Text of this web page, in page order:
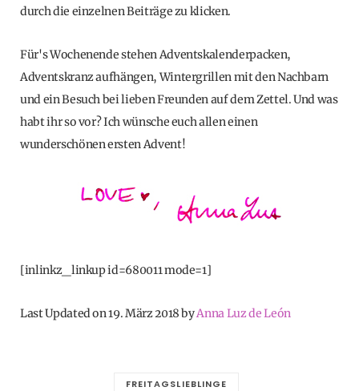
durch die einzelnen Beiträge zu klicken.
Für's Wochenende stehen Adventskalenderpacken,
Adventskranz aufhängen, Wintergrillen mit den Nachbarn
und ein Besuch bei lieben Freunden auf dem Zettel. Und was
habt ihr so vor? Ich wünsche euch allen einen
wunderschönen ersten Advent!
[inlinkz_linkup id=680011 mode=1]
Last Updated on 19. März 2018 byAnna Luz de León
FREITAGSLIEBLINGE